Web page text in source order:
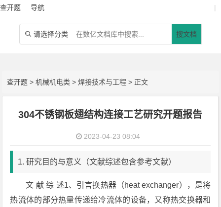
查开题 导航 |
 请选择分类 搜文档
查开题 >机械机电类 >焊接技术与工程 > 正文
304不锈钢板翅结构连接工艺研究开题报告
2023-04-23 08:04
1. 研究目的与意义（文献综述包含参考文献）
文 献 综 述1、引言换热器（heat exchanger），是将
热流体的部分热量传递给冷流体的设备，又称热交换器和